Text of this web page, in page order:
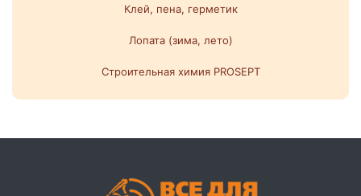
Клей, пена, герметик
Лопата (зима, лето)
Строительная химия PROSEPT